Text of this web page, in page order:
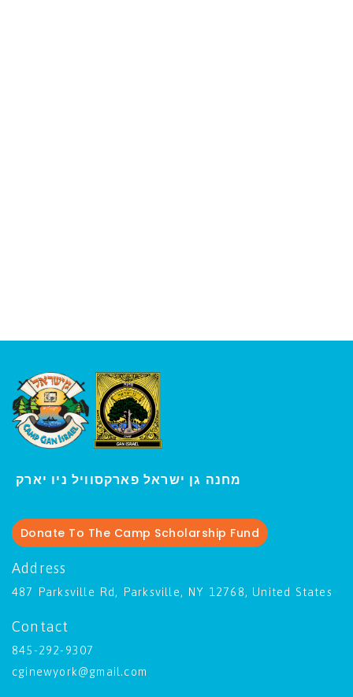
מחנה גן ישראל פארקסוויל ני
Donate To The Camp Scholarship Fund
Address
487 Parksville Rd, Parksville, NY 12768, United States
Contact
845-292-9307
cginewyork@gmail.com